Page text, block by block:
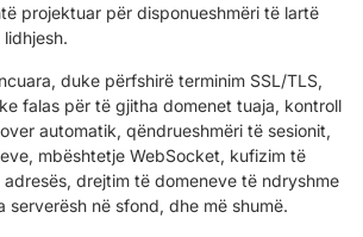
projektuar për disponueshmëri të lartë
duke përfshirë terminim SSL/TLS,
falas për të gjitha domenet tuaja, kontroll
automatik, qëndrueshmëri të sesionit,
mbështetje WebSocket, kufizim të
adresës, drejtim të domeneve të ndryshme
serverësh në sfond, dhe më shumë.